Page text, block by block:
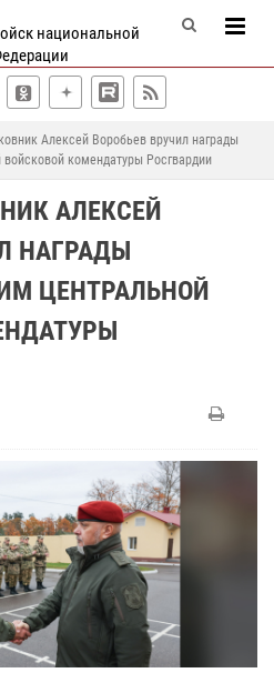
национальной
Алексей Воробьев вручил награды
комендатуры Росгвардии
АЛЕКСЕЙ
НАГРАДЫ
ЦЕНТРАЛЬНОЙ